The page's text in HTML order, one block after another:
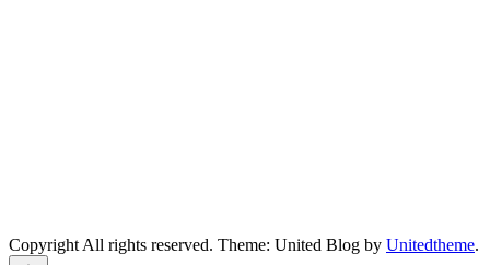
Copyright All rights reserved. Theme: United Blog by Unitedtheme.